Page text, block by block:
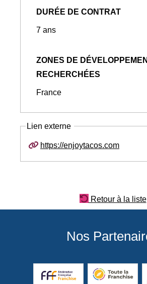
DURÉE DE CONTRAT
7 ans
ZONES DE
RECHERCHÉES
France
Lien externe
https://enjoytacos.com
Retour à la liste
Nos